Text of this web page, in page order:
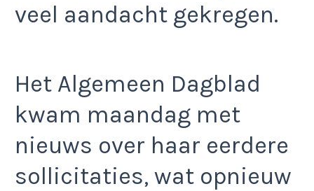
veel aandacht gekregen.
Het Algemeen Dagblad
kwam maandag met
nieuws over haar eerdere
sollicitaties, wat opnieuw